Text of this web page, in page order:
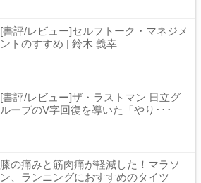
[書評/レビュー]セルフトーク・マネジメ
ントのすすめ | 鈴木 義幸
[書評/レビュー]ザ・ラストマン 日立グ
ループのV字回復を導いた「やり･･･
膝の痛みと筋肉痛が軽減した！マラソ
ン、ランニングにおすすめのタイツ